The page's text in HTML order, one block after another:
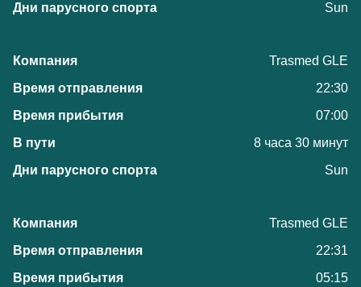
Sun
Trasmed GLE
22:30
07:00
8 часа 30 минут
Sun
Trasmed GLE
22:31
05:15